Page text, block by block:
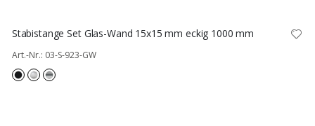
Stabistange Set Glas-Wand 15x15 mm eckig 1000 mm
Art.-Nr.: 03-S-923-GW